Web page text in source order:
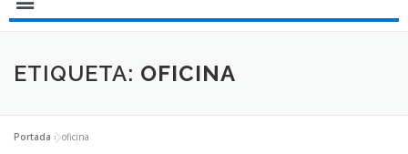
ETIQUETA: OFICINA
Portada »oficina